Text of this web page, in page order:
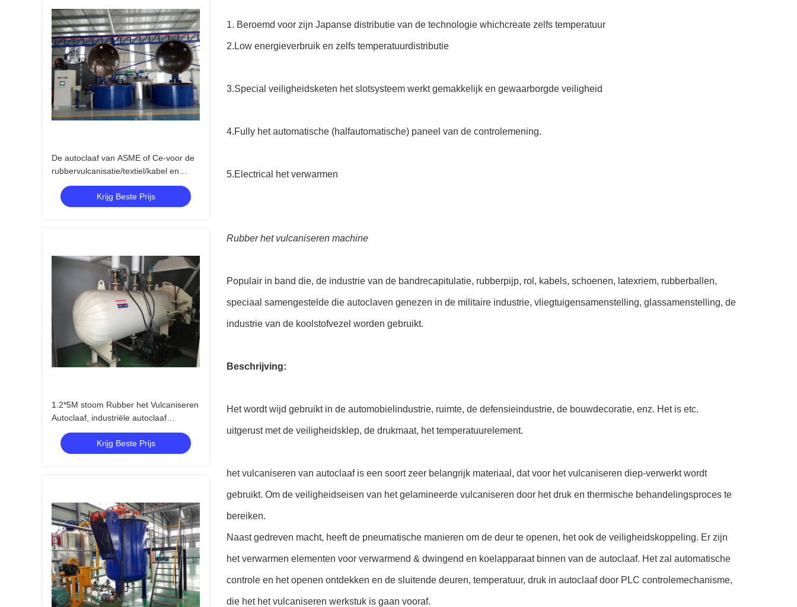
De autoclaaf van ASME of Ce-voor de
rubbervulcanisatie/textiel/kabel en
chemieindustrieën
Krijg Beste Prijs
1.2*5M stoom Rubber het Vulcaniseren
Autoclaaf, industriële autoclaaf
hydraulische druk
Krijg Beste Prijs
1. Beroemd voor zijn Japanse distributie van de technologie whichcreate zelfs temperatuur
2.Low energieverbruik en zelfs temperatuurdistributie
3.Special veiligheidsketen het slotsysteem werkt gemakkelijk en gewaarborgde veiligheid
4.Fully het automatische (halfautomatische) paneel van de controlemening.
5.Electrical het verwarmen
Rubber het vulcaniseren machine
Populair in band die, de industrie van de bandrecapitulatie, rubberpijp, rol, kabels, schoenen, latexriem, rubberballen,
speciaal samengestelde die autoclaven genezen in de militaire industrie, vliegtuigensamenstelling, glassamenstelling, de
industrie van de koolstofvezel worden gebruikt.
Beschrijving:
Het wordt wijd gebruikt in de automobielindustrie, ruimte, de defensieindustrie, de bouwdecoratie, enz. Het is etc.
uitgerust met de veiligheidsklep, de drukmaat, het temperatuurelement.
het vulcaniseren van autoclaaf is een soort zeer belangrijk materiaal, dat voor het vulcaniseren diep-verwerkt wordt
gebruikt. Om de veiligheidseisen van het gelamineerde vulcaniseren door het druk en thermische behandelingsproces te
bereiken.
Naast gedreven macht, heeft de pneumatische manieren om de deur te openen, het ook de veiligheidskoppeling. Er zijn
het verwarmen elementen voor verwarmend & dwingend en koelapparaat binnen van de autoclaaf. Het zal automatische
controle en het openen ontdekken en de sluitende deuren, temperatuur, druk in autoclaaf door PLC controlemechanisme,
die het het vulcaniseren werkstuk is gaan vooraf.